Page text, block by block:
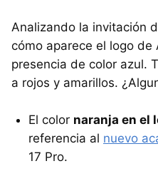
Analizando la invitación
cómo aparece el logo de
presencia de color azul.
a rojos y amarillos.
El color naranja en el
referencia al nuevo
17 Pro.